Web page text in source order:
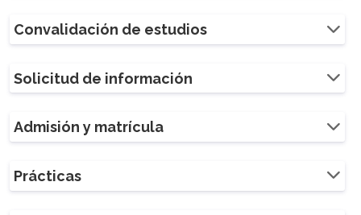
Convalidación de estudios
Solicitud de información
Admisión y matrícula
Prácticas